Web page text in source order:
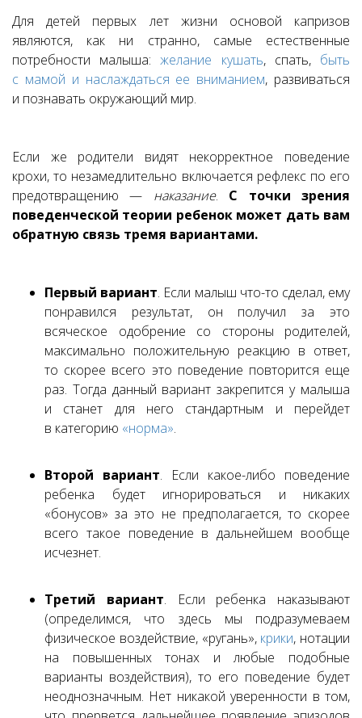
Для детей первых лет жизни основой капризов
являются, как ни странно, самые естественные
потребности малыша:желание кушать, спать, быть
с мамой и наслаждаться ее вниманием, развиваться
и познавать окружающий мир.
Если же родители видят некорректное поведение
крохи, то незамедлительно включается рефлекс по его
предотвращению — наказание. С точки зрения
поведенческой теории ребенок может дать вам
обратную связь тремя вариантами.
Первый вариант. Если малыш что-то сделал, ему
понравился результат, он получил за это
всяческое одобрение со стороны родителей,
максимально положительную реакцию в ответ,
то скорее всего это поведение повторится еще
раз. Тогда данный вариант закрепится у малыша
и станет для него стандартным и перейдет
в категорию «норма».
Второй вариант. Если какое-либо поведение
ребенка будет игнорироваться и никаких
«бонусов» за это не предполагается, то скорее
всего такое поведение в дальнейшем вообще
исчезнет.
Третий вариант. Если ребенка наказывают
(определимся, что здесь мы подразумеваем
физическое воздействие, «ругань», крики, нотации
на повышенных тонах и любые подобные
варианты воздействия), то его поведение будет
неоднозначным. Нет никакой уверенности в том,